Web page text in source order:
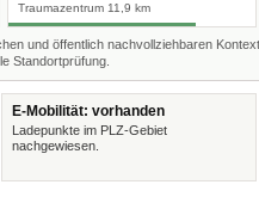
Traumazentrum 11,9 km
und öffentlich nachvollziehbaren
Standortprüfung.
E-Mobilität: vorhanden
Ladepunkte im PLZ-Gebiet
nachgewiesen.